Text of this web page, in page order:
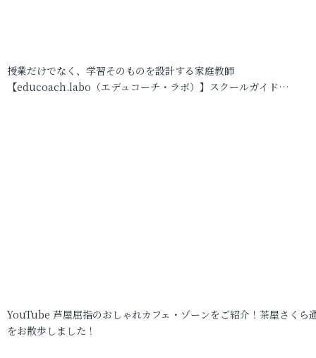
授業だけでなく、学習そのものを設計する家庭教師
【educoach.labo（エデュコーチ・ラボ）】スクールガイド…
YouTube 芦屋屈指のおしゃれカフェ・ゾーンをご紹介！茶屋さくら
をお散歩しました！